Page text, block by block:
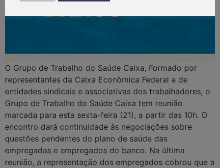
O Grupo de Trabalho do Saúde Caixa, Formado por
representantes da Caixa Econômica Federal e de
entidades sindicais e associativas dos trabalhadores, o
Grupo de Trabalho do Saúde Caixa tem reunião
marcada para esta sexta-feira (21), a partir das 10h. O
encontro dará continuidade às negociações sobre
questões pendentes do plano de saúde das
empregadas e empregados do banco. Na última
reunião, a representação dos empregados cobrou que a